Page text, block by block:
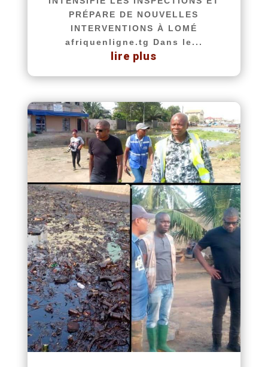
PRÉPARE DE NOUVELLES
INTERVENTIONS À LOMÉ
afriquenligne.tg Dans le...
lire plus